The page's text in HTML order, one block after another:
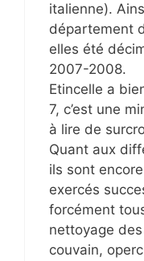
italienne).
département
elles été
2007-2008.
Etincelle a
7, c’est une
à lire de
Quant aux
ils sont
exercés
forcément
nettoyage
couvain,